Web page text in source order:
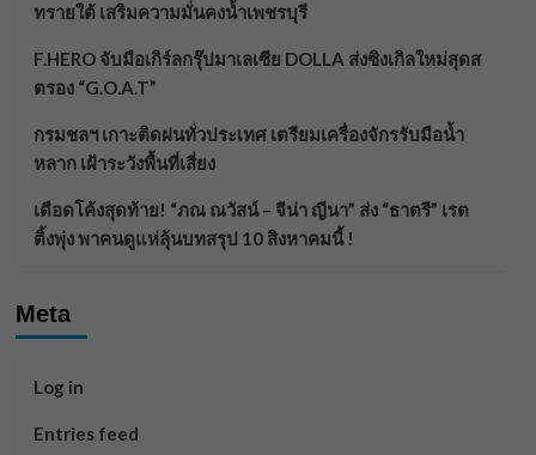
ทรายใต้ เสริมความมั่นคงน้ำเพชรบุรี
F.HERO จับมือเกิร์ลกรุ๊ปมาเลเซีย DOLLA ส่งซิงเกิลใหม่สุดส
ตรอง “G.O.A.T”
กรมชลฯ เกาะติดฝนทั่วประเทศ เตรียมเครื่องจักรรับมือน้ำ
หลาก เฝ้าระวังพื้นที่เสี่ยง
เดือดโค้งสุดท้าย! “ภณ ณวัสน์ – จีน่า ญีนา” ส่ง “ธาตรี” เรต
ติ้งพุ่ง พาคนดูแห่ลุ้นบทสรุป 10 สิงหาคมนี้ !
Meta
Log in
Entries feed